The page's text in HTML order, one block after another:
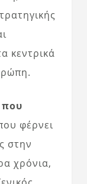
κεντρικά
που
φέρνει
στην
χρόνια,